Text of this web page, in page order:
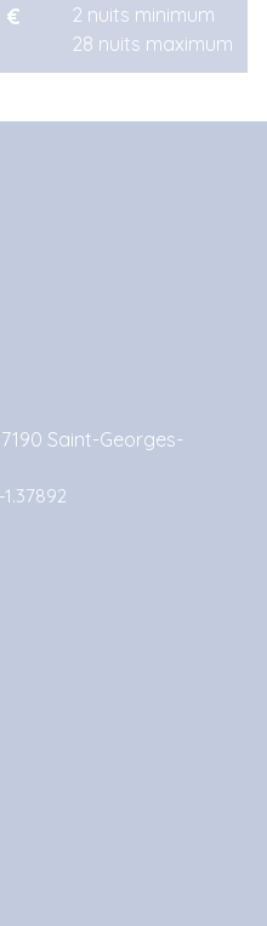
€
2 nuits minimum
28 nuits maximum
Saint-Georges-
1.37892